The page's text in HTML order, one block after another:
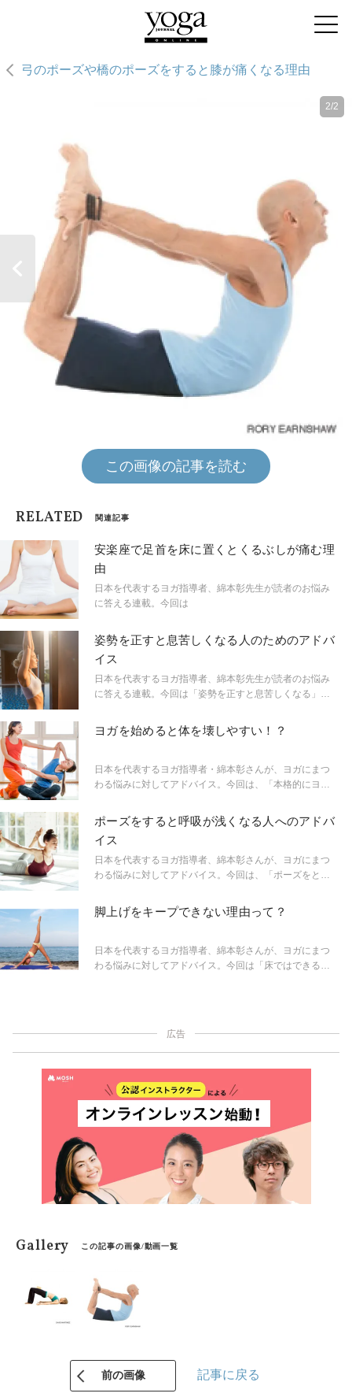
弓のポーズや橋のポーズをすると膝が痛くなる理由
2/2
この画像の記事を読む
RELATED 関連記事
安楽座で足首を床に置くとくるぶしが痛む理
由
日本を代表するヨガ指導者、綿本彰先生が読者のお悩み
に答える連載。今回は
姿勢を正すと息苦しくなる人のためのアドバ
イス
日本を代表するヨガ指導者、綿本彰先生が読者のお悩み
に答える連載。今回は「姿勢を正すと息苦しくなる」と
ヨガを始めると体を壊しやすい！？
日本を代表するヨガ指導者・綿本彰さんが、ヨガにまつ
わる悩みに対してアドバイス。今回は、「本格的にヨガ
壊しやすいと聞きました。何に気を付ければいいです
か？」というヨガビギナーからの質問に回答。
ポーズをすると呼吸が浅くなる人へのアドバ
イス
日本を代表するヨガ指導者、綿本彰さんが、ヨガにまつ
わる悩みに対してアドバイス。今回は、「ポーズをとる
お答えします。
脚上げをキープできない理由って？
日本を代表するヨガ指導者、綿本彰さんが、ヨガにまつ
わる悩みに対してアドバイス。今回は「床ではできる前
広告
Gallery この記事の画像/動画一覧
前の画像 記事に戻る